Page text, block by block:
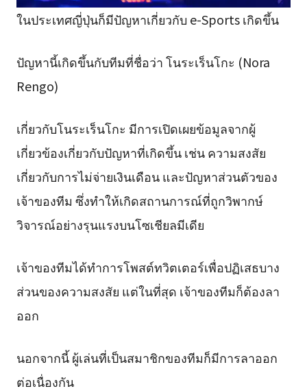
ในประเทศญี่ปุ่นก็มีปัญหาเกี่ยวกับ e-Sports เกิดขึ้น
ปัญหานี้เกิดขึ้นกับทีมที่ชื่อว่า โนระเร็นโกะ (Nora
Rengo)
เกี่ยวกับโนระเร็นโกะ มีการเปิดเผยข้อมูลจากผู้
เกี่ยวข้องเกี่ยวกับปัญหาที่เกิดขึ้น เช่น ความสงสัย
เกี่ยวกับการไม่จ่ายเงินเดือน และปัญหาส่วนตัวของ
เจ้าของทีม ซึ่งทำให้เกิดสถานการณ์ที่ถูกวิพากษ์
วิจารณ์อย่างรุนแรงบนโซเชียลมีเดีย
เจ้าของทีมได้ทำการโพสต์ทวิตเตอร์เพื่อปฏิเสธบาง
ส่วนของความสงสัย แต่ในที่สุด เจ้าของทีมก็ต้องลา
ออก
นอกจากนี้ ผู้เล่นที่เป็นสมาชิกของทีมก็มีการลาออก
ต่อเนื่องกัน